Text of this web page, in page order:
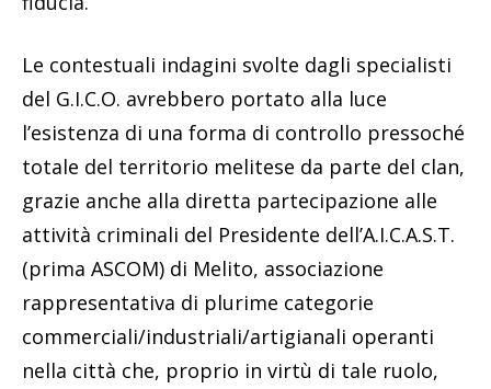
Le contestuali indagini svolte dagli specialisti
del G.I.C.O. avrebbero portato alla luce
l’esistenza di una forma di controllo pressoché
totale del territorio melitese da parte del clan,
grazie anche alla diretta partecipazione alle
attività criminali del Presidente dell’A.I.C.A.S.T.
(prima ASCOM) di Melito, associazione
rappresentativa di plurime categorie
commerciali/industriali/artigianali operanti
nella città che, proprio in virtù di tale ruolo,